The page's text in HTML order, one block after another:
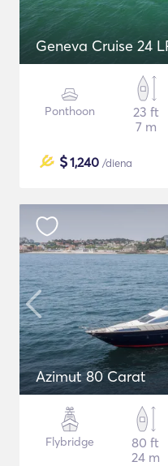
Geneva Cruise 24
Ponthoon
23 ft
7 m
$1,240 /diena
Azimut 80 Carat
Flybridge
80 ft
24 m